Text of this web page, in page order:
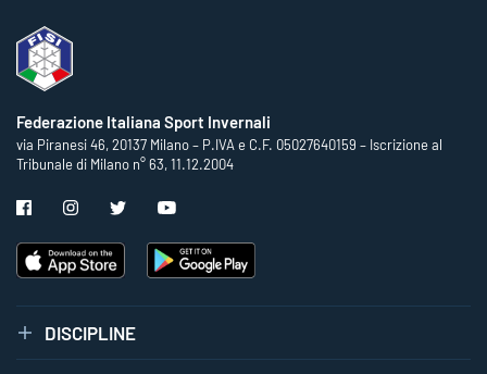
Federazione Italiana Sport Invernali
via Piranesi 46, 20137 Milano – P.IVA e C.F. 05027640159 – Iscrizione al
Tribunale di Milano n° 63, 11.12.2004
DISCIPLINE